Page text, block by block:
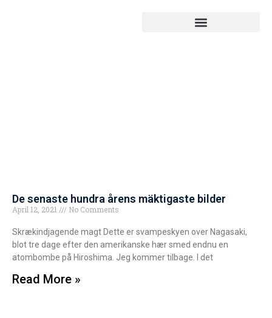
De senaste hundra årens mäktigaste bilder
April 12, 2021 No Comments
Skrækindjagende magt Dette er svampeskyen over Nagasaki,
blot tre dage efter den amerikanske hær smed endnu en
atombombe på Hiroshima. Jeg kommer tilbage. I det
Read More »